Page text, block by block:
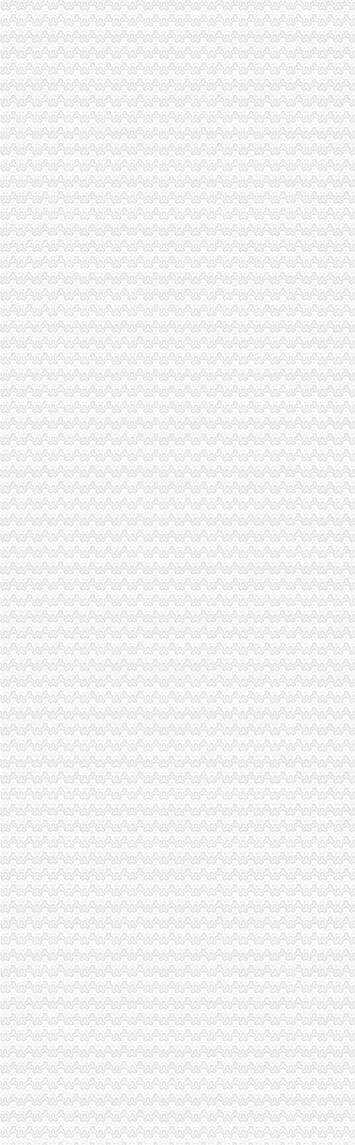
专业代理北京公司申请进出口,进出口许可证代办注册-北京58同城
【广东豌豆进口报关流程豌豆进口报关进口许可证申请代理报关公司】
代办北京公司进出口权进出口许可证需要哪些资料怎样的办理方式-北
柬埔寨海运华超介绍两用物项和技术进出口的许可证办理规范-中国制
广州内资营企业取得进出口许可证的流程-简书
两用物项和技术进出口许可证_东莞__认证服务-食品商务网
纺织品进出口许可证（拉）哪里办理？怎么办理？多少钱？【今日推荐
【张家港代办自动进口许可证公司,机电证办理手续】-上海虎桥进出
固体废物进口许可证_代理价格_代理相关求购,供应信息_代理商家联
北京市商务委员会
欣海检务工作室（二十一）[进出口管制类]申办机电产品自动进口许可
上海进出口报关公司奶进口许可证奶进口流程【今日推荐网-广州
进出口许可证_进出口权_资质办理__易知猴网
（非国家保护动物）许可证和野生动物的进出口许可证好办吗？应该
进出口许可证电子的办理-地方商务之窗
办理进口食品卫生证流程【今日推荐网-上海进出口代理】
关于成都进出口经营许可证的办理事项-中国清洁门户网
进出口许可证-进出口许可证-许可资质-服务项目-承信财务
上海公司没有进出口权怎么办理杂志进口流程
进出口许可证电子更新流程_甘肃子站_中国国际电子商务网
【成都如何申请办理进出口许可证代办进出口权？】-金牛交大路易登网
许可证电子办理流程_上海子站_中国国际电子商务网
废塑料进口许可证咨询代理服务【今日推荐网-杭州进出口代理】
进口汽车手续业务办理流程-青岛新闻网
数控折弯机自动进口许可证流程手续-进口报关-上海虎桥进出口有限公司
伪造公章办理进出口许可证-律师在线
进出口许可证电子更新流程_湖南子站_中国国际电子商务网
瑞丰德永如何办理进出口许可证？-福州便民网
肉类进口资质办理,肉类进口许可证办理流程肉类进口关税代理
广东省东莞市东莞稀释进口,怎么快速办理两用物项许可证–搜服网
二手定量仪进口许可证代理/办理O证
商务部技术进出口信息管理系统许可证电子申请流程-江市商务局
办理大兴区丰台区进出口权审批办理进出口许可证审批-北京58同城
鑫南财务--办理进出口许可证_【公司注册服务】
【办理进出口许可证、出口退税的图片】-宝安梅林365花园易登网
进出口贸易的流程-律快车知识
行业许可_成都进出口经营许可证办理_成都三证合一改革-成都世纪万方
一般贸易进出口流程-MBA智库文档
关于进出口企业办理电子新流程有关事项的通知
关于进出口企业办理电子新流程有关事项的通知_手机新浪网
福州办理食品流通许可证公司注册进出口许可证-福州58同城
小规模纳税人已办理了进出口许可证,但却为何无办理进出口业务税
上海进口报关公司,上海进口清关公司,二手设备进口报关,许可
进出口许可证、两用物项和技术进出口电子更新、新做通知_深圳
申请进口肉类产品的企业需要有什么进出口资质办理流程,要办理什么
进口旧设备申请流程,机电证申办程序